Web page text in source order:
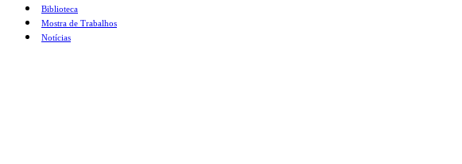
Biblioteca
Mostra de Trabalhos
Notícias